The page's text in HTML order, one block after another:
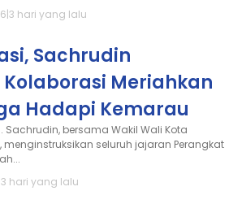
|3 hari yang lalu
Sachrudin
Meriahkan
Hadapi Kemarau
Sachrudin, bersama Wakil Wali Kota
menginstruksikan seluruh jajaran Perangkat
|3 hari yang lalu